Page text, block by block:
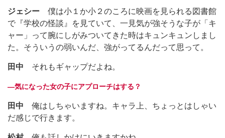
ジェシー 僕は小１か小２のころに映画を見られる図書館
で『学校の怪談』を見ていて、一見気が強そうな子が「キ
ャー」って腕にしがみついてきた時はキュンキュンしまし
た。そういうの弱いんだ、強がってるんだって思って。
田中 それもギャップだよね。
―気になった女の子にアプローチはする？
田中 俺はしちゃいますね。キャラ上、ちょっとはしゃい
だ感じで行きます。